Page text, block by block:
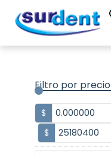
contenido
Filtro por precio
$
$